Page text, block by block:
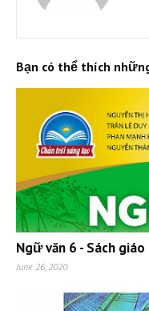
Bạn có thể thích
Ngữ văn 6 - Sách
June 26, 2020